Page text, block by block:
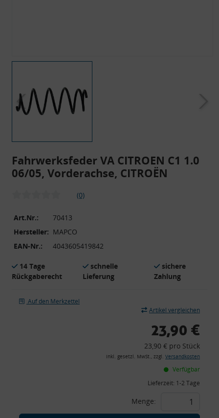
Fahrwerksfeder VA CITROEN C1 1.0
06/05, Vorderachse, CITROËN
(0)
Art.Nr.:
70413
Hersteller: MAPCO
EAN-Nr.:
4043605419842
14 Tage
Rückgaberecht
schnelle
Lieferung
sichere
Zahlung
Auf den Merkzettel
Artikel vergleichen
23,90 €
23,90 € pro Stück
inkl. gesetzl. MwSt., zzgl. Versandkosten
Verfügbar
Lieferzeit: 1-2 Tage
Menge: